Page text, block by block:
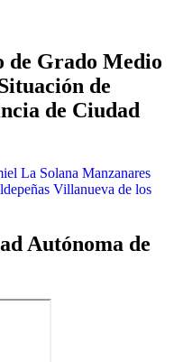
de Grado Medio
de
de Ciudad
La Solana Manzanares
Villanueva de los
Autónoma de